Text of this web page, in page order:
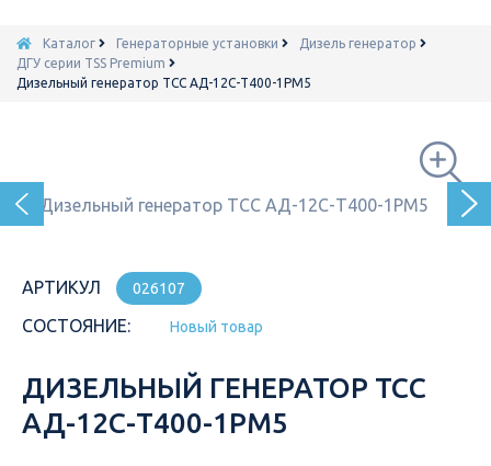
Каталог Генераторные установки
Дизель генератор
ДГУ серии TSS Premium
Дизельный генератор ТСС АД-12С-Т400-1РМ5
АРТИКУЛ 026107
СОСТОЯНИЕ: Новый товар
ДИЗЕЛЬНЫЙ ГЕНЕРАТОР ТСС
АД-12С-Т400-1РМ5